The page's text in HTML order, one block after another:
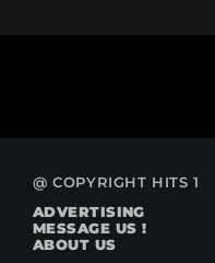
@ COPYRIGHT HITS 1
ADVERTISING
MESSAGE US !
ABOUT US